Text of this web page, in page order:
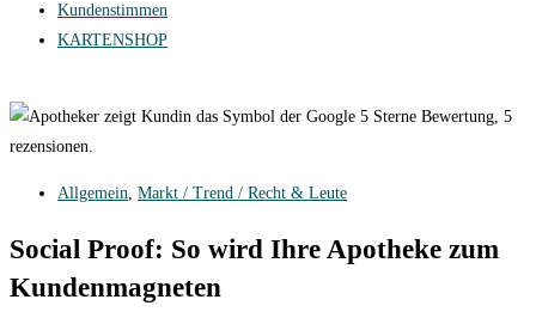
Kundenstimmen
KARTENSHOP
Allgemein, Markt / Trend / Recht & Leute
Social Proof: So wird Ihre Apotheke zum
Kundenmagneten